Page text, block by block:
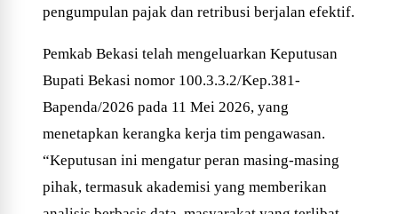
pengumpulan pajak dan retribusi berjalan efektif.
Pemkab Bekasi telah mengeluarkan Keputusan
Bupati Bekasi nomor 100.3.3.2/Kep.381-
Bapenda/2026 pada 11 Mei 2026, yang
menetapkan kerangka kerja tim pengawasan.
“Keputusan ini mengatur peran masing-masing
pihak, termasuk akademisi yang memberikan